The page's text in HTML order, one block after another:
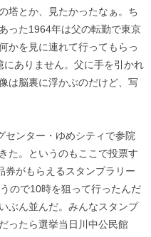
塔とか、見たかったなぁ。ち
った1964年は父の転勤で東京
かを見に連れて行ってもらっ
ありません。父に手を引かれ
は脳裏に浮かぶのだけど、写
センター・ゆめシティで参院
た。というのもここで投票す
券がもらえるスタンプラリー
ので10時を狙って行ったんだ
ぶん並んだ。みんなスタンプ
ったら選挙当日川中公民館